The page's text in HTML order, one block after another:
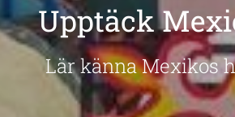
Upptäck
Lär känna Mexikos